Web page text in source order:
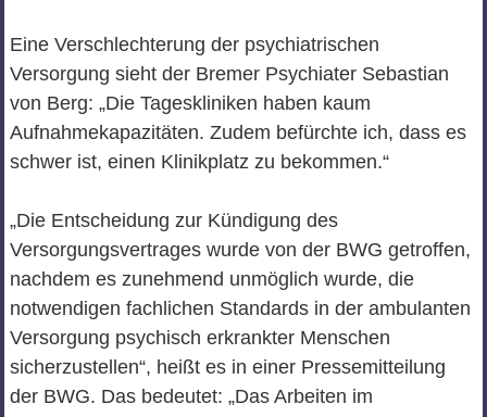
Eine Verschlechterung der psychiatrischen
Versorgung sieht der Bremer Psychiater Sebastian
von Berg: „Die Tageskliniken haben kaum
Aufnahmekapazitäten. Zudem befürchte ich, dass es
schwer ist, einen Klinikplatz zu bekommen.“
„Die Entscheidung zur Kündigung des
Versorgungsvertrages wurde von der BWG getroffen,
nachdem es zunehmend unmöglich wurde, die
notwendigen fachlichen Standards in der ambulanten
Versorgung psychisch erkrankter Menschen
sicherzustellen“, heißt es in einer Pressemitteilung
der BWG. Das bedeutet: „Das Arbeiten im